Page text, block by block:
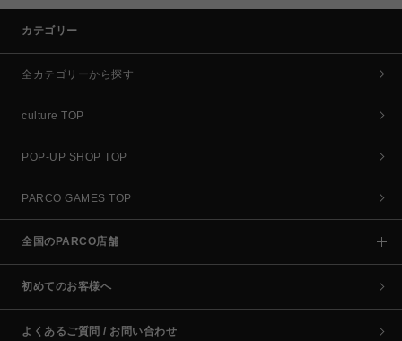
カテゴリー
全カテゴリーから探す
culture TOP
POP-UP SHOP TOP
PARCO GAMES TOP
全国のPARCO店舗
初めてのお客様へ
よくあるご質問 / お問い合わせ